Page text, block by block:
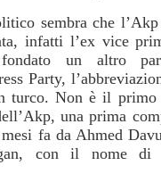
sembra che l’Akp
infatti l’ex vice
un altro
Party,
turco. Non è il primo
una prima
fa da Ahmed
con il nome di